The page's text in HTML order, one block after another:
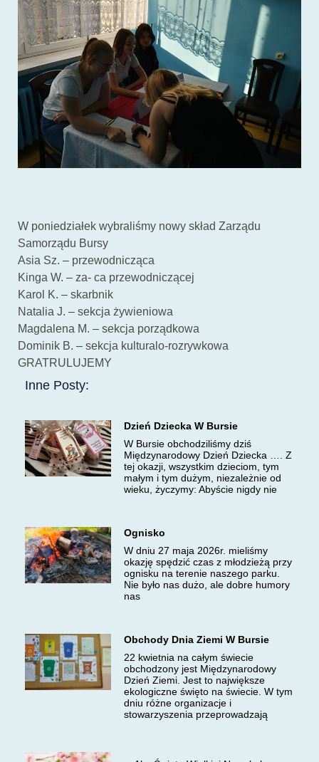
W poniedziałek wybraliśmy nowy skład Zarządu
Samorządu Bursy
Asia Sz. – przewodnicząca
Kinga W. – za- ca przewodniczącej
Karol K. – skarbnik
Natalia J. – sekcja żywieniowa
Magdalena M. – sekcja porządkowa
Dominik B. – sekcja kulturalo-rozrywkowa
GRATRULUJEMY
Inne Posty:
Dzień Dziecka W Bursie
W Bursie obchodziliśmy dziś
Międzynarodowy Dzień Dziecka …. Z
tej okazji, wszystkim dzieciom, tym
małym i tym dużym, niezależnie od
wieku, życzymy: Abyście nigdy nie
Ognisko
W dniu 27 maja 2026r. mieliśmy
okazję spędzić czas z młodzieżą przy
ognisku na terenie naszego parku.
Nie było nas dużo, ale dobre humory
nas
Obchody Dnia Ziemi W Bursie
22 kwietnia na całym świecie
obchodzony jest Międzynarodowy
Dzień Ziemi. Jest to największe
ekologiczne święto na świecie. W tym
dniu różne organizacje i
stowarzyszenia przeprowadzają